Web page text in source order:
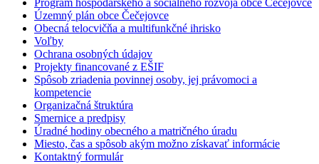
Program hospodárskeho a sociálneho rozvoja obce Čečejovce
Územný plán obce Čečejovce
Obecná telocvičňa a multifunkčné ihrisko
Voľby
Ochrana osobných údajov
Projekty financované z EŠIF
Spôsob zriadenia povinnej osoby, jej právomoci a
kompetencie
Organizačná štruktúra
Smernice a predpisy
Úradné hodiny obecného a matričného úradu
Miesto, čas a spôsob akým možno získavať informácie
Kontaktný formulár